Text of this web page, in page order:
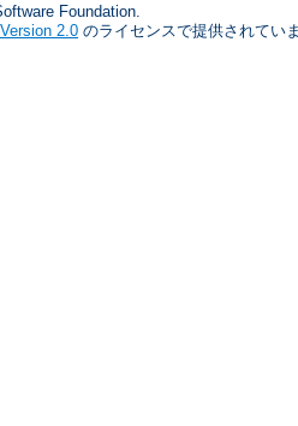
Foundation.
2.0 のライセンスで提供されてい